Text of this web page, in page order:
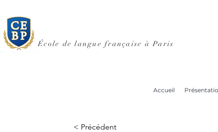
École de langue française à Paris
Accueil
< Précédent